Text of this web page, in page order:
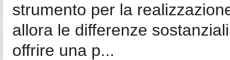
strumento per la
allora le differenze
offrire una p...